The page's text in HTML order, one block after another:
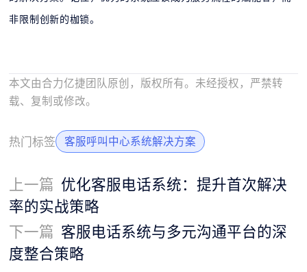
非限制创新的枷锁。
本文由合力亿捷团队原创，版权所有。未经授权，严禁转
载、复制或修改。
热门标签 客服呼叫中心系统解决方案
上一篇 优化客服电话系统：提升首次解决
率的实战策略
下一篇 客服电话系统与多元沟通平台的深
度整合策略